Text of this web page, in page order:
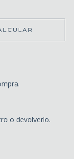
o devolverlo.